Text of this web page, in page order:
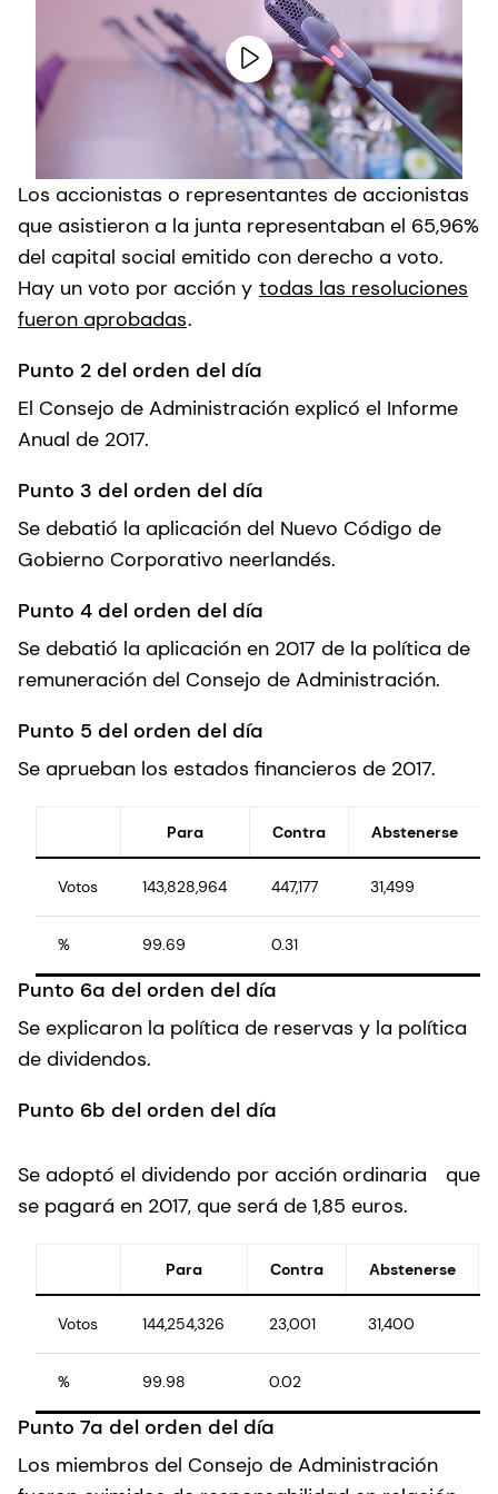
Los accionistas o representantes de accionistas
que asistieron a la junta representaban el 65,96%
del capital social emitido con derecho a voto.
Hay un voto por acción y todas las resoluciones
fueron aprobadas.
Punto 2 del orden del día
El Consejo de Administración explicó el Informe
Anual de 2017.
Punto 3 del orden del día
Se debatió la aplicación del Nuevo Código de
Gobierno Corporativo neerlandés.
Punto 4 del orden del día
Se debatió la aplicación en 2017 de la política de
remuneración del Consejo de Administración.
Punto 5 del orden del día
Se aprueban los estados financieros de 2017.
Para Contra Abstenerse
Votos 143,828,964 447,177 31,499
% 99.69 0.31
Punto 6a del orden del día
Se explicaron la política de reservas y la política
de dividendos.
Punto 6b del orden del día
Se adoptó el dividendo por acción ordinaria
que
se pagará en 2017, que será de 1,85 euros.
Para Contra Abstenerse
Votos 144,254,326 23,001 31,400
% 99.98 0.02
Punto 7a del orden del día
Los miembros del Consejo de Administración